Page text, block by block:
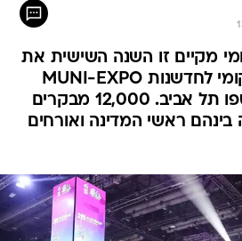
מקיים זו השנה השישית את
וועידת השלטון המקומי לחדשנות MUNI-EXPO
2022 במתחם אקספו תל אביב. 12,000 מבקרים
בינהם ראשי המדינה ואורחים